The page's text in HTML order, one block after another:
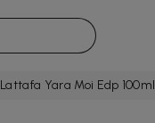
Lattafa Yara Moi Edp 100ml